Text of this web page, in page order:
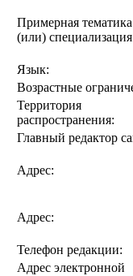
Примерная
(или)
Язык:
Возрастные
Территория
распространения:
Главный редактор
Адрес:
Адрес:
Телефон редакции:
Адрес электронной